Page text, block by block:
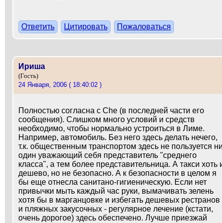
Ответить Цитировать Пожаловаться
Ириша
(Гость)
24 Января, 2006 ( 18:40:02 )
Полностью согласна с Che (в последней части его
сообщения). Слишком много условий и средств
необходимо, чтобы нормально устроиться в Лиме.
Например, автомобиль. Без него здесь делать нечего,
т.к. общественным транспортом здесь не пользуется
один уважающий себя представитель "среднего
класса", а тем более представительница. А такси хоть
дешево, но не безопасно. А к безопасности в целом я
бы еще отнесла санитано-гигиеническую. Если нет
привычки мыть каждый час руки, вымачивать зелень
хотя бы в марганцовке и избегать дешевых рестранов
и пляжных закусочных - регулярное лечение (кстати,
очень дорогое) здесь обеспечено. Лучше приезжай